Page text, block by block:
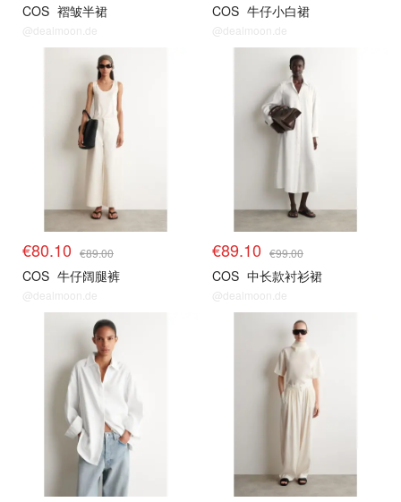
COS 褶皱半裙
@dealmoon.de
COS 牛仔小白裙
@dealmoon.de
€80.10 €89.00
COS 牛仔阔腿裤
@dealmoon.de
€89.10 €99.00
COS 中长款衬衫裙
@dealmoon.de